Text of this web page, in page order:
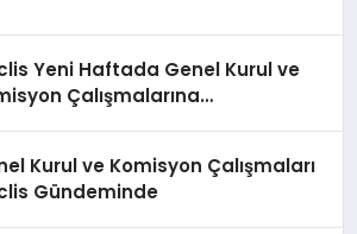
Yeni Haftada Genel Kurul ve
Çalışmalarına
Kurul ve Komisyon Çalışmaları
Gündeminde